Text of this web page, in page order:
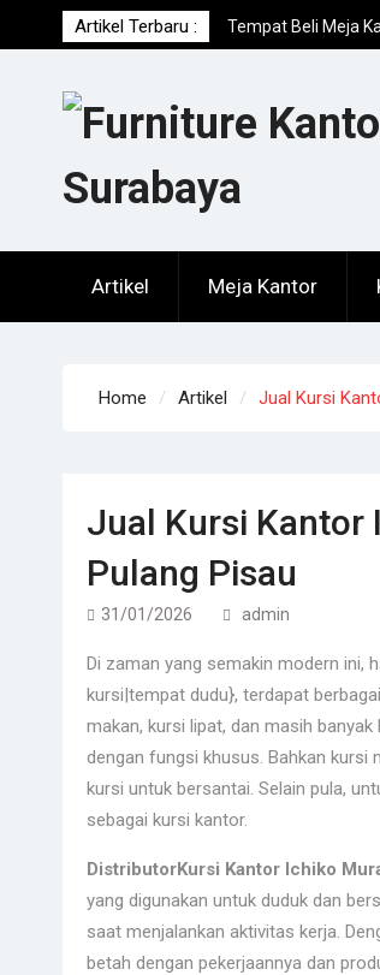
to
Artikel Terbaru :
Tempat Beli Meja
Terpercaya
Terpercaya
Toko Meja Kantor
Artikel Meja Kantor
Home Artikel Jual Kursi
Jual Kursi Kantor
Pulang Pisau
31/01/2026 admin
Di zaman yang semakin modern ini,
kursi|tempat dudu}, terdapat
makan, kursi lipat, dan masih
dengan fungsi khusus. Bahkan kursi
kursi untuk bersantai. Selain pula,
sebagai kursi kantor.
DistributorKursi Kantor Ichiko
yang digunakan untuk duduk dan
saat menjalankan aktivitas kerja.
betah dengan pekerjaannya dan